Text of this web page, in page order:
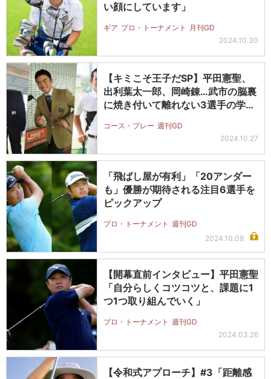
い顔にしています」
ギア プロ・トーナメント
月刊GD
2024.10.30
【キミこそ王子だSP】平田憲聖、
出利葉太一郎、岡崎錬…武市の脳裏
に焼き付いて離れない3選手の学生
コース・プレー 週刊GD
2024.10.27
「飛ばし屋が有利」「20アンダー
も」優勝が期待される注目6選手を
ピックアップ
プロ・トーナメント 週刊GD
2024.10.08
【開幕直前インタビュー】平田憲聖
「自分らしくコツコツと、課題に1
つ1つ取り組んでいく」
プロ・トーナメント 週刊GD
2024.03.26
【令和式アプローチ】#3「距離感